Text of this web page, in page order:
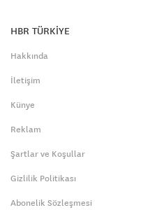
HBR TÜRKİYE
Hakkında
İletişim
Künye
Reklam
Şartlar ve Koşullar
Gizlilik Politikası
Abonelik Sözleşmesi